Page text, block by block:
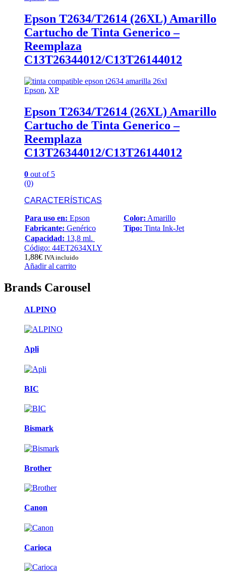
Epson T2634/T2614 (26XL) Amarillo
Cartucho de Tinta Generico –
Reemplaza
C13T26344012/C13T26144012
Epson, XP
Epson T2634/T2614 (26XL) Amarillo
Cartucho de Tinta Generico –
Reemplaza
C13T26344012/C13T26144012
0 out of 5
(0)
CARACTERÍSTICAS
Para uso en: Epson Color: Amarillo
Fabricante: Genérico Tipo: Tinta Ink-Jet
Capacidad: 13,8 ml.
Código: 44ET2634XLY
1,88€ IVA incluido
Añadir al carrito
Brands Carousel
ALPINO
Apli
BIC
Bismark
Brother
Canon
Carioca